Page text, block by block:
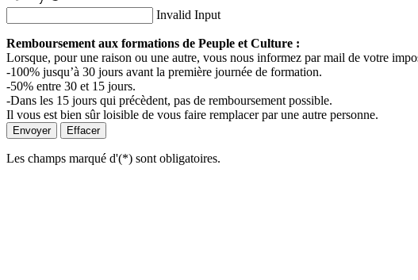
Invalid Input
Remboursement aux formations de Peuple et Culture :
Lorsque, pour une raison ou une autre, vous nous informez par mail de votre
-100% jusqu’à 30 jours avant la première journée de formation.
-50% entre 30 et 15 jours.
-Dans les 15 jours qui précèdent, pas de remboursement possible.
Il vous est bien sûr loisible de vous faire remplacer par une autre personne.
Envoyer Effacer
Les champs marqué d'(*) sont obligatoires.